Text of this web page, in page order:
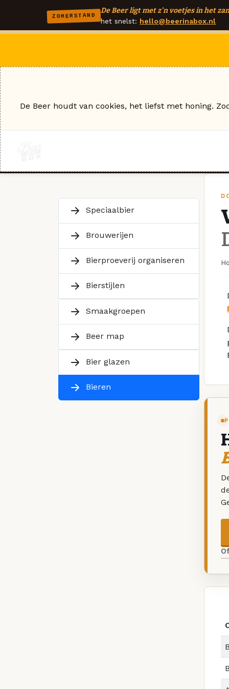
ZOMERSTAND
De Beer ligt met z'n voetjes in het
het snelst: hello@beerinabox.nl
Speciaalbier
Brouwerijen
Bierproeverij organiseren
Bierstijlen
Smaakgroepen
Beer map
Bier glazen
Bieren
De Beer houdt van cookies, het liefst met honing.